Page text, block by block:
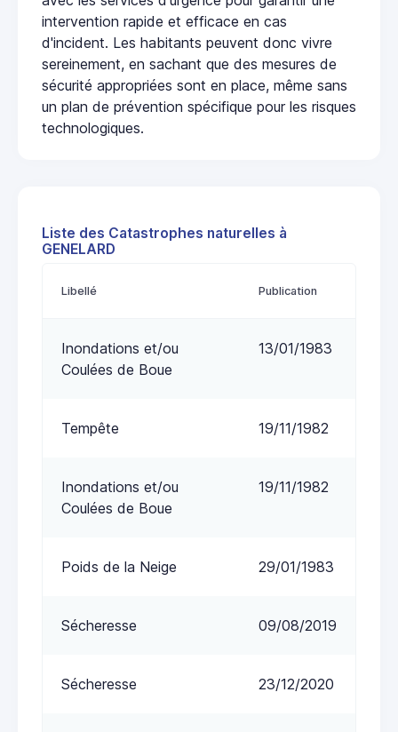
intervention rapide et efficace en cas
d'incident. Les habitants peuvent donc vivre
sereinement, en sachant que des mesures de
sécurité appropriées sont en place, même sans
un plan de prévention spécifique pour les risques
technologiques.
Liste des Catastrophes naturelles à
GENELARD
Libellé Publication
Inondations et/ou
Coulées de Boue
13/01/1983
Tempête 19/11/1982
Inondations et/ou
Coulées de Boue
19/11/1982
Poids de la Neige 29/01/1983
Sécheresse 09/08/2019
Sécheresse 23/12/2020